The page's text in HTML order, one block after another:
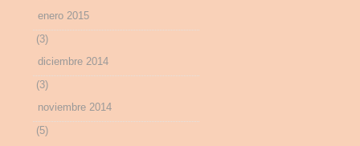
enero 2015
(3)
diciembre 2014
(3)
noviembre 2014
(5)